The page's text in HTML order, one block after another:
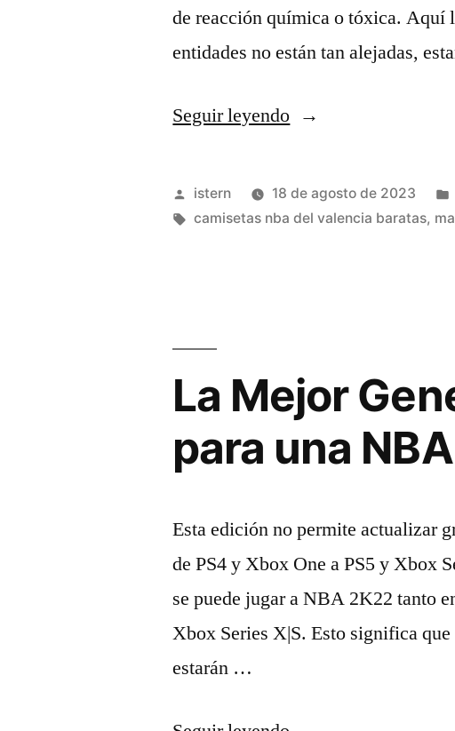
de reacción química o tóxica. Aquí
entidades no están tan alejadas,
Seguir leyendo«ebay
camisetas
nba»
Publicado
por
istern 18 de agosto de 2023
Etiquetas:
camisetas nba del valencia baratas,
La Mejor
para una
Esta edición no permite actualizar
de PS4 y Xbox One a PS5 y Xbox
se puede jugar a NBA 2K22 tanto
Xbox Series X|S. Esto significa
estarán …